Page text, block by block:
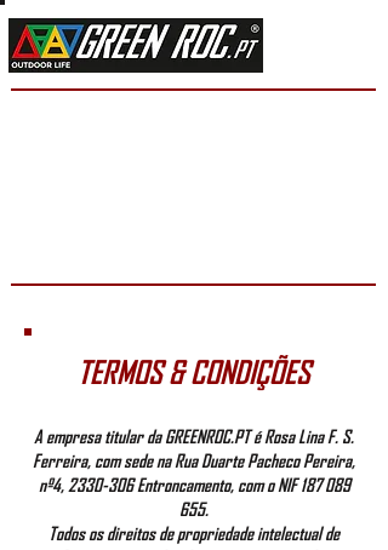
TERMOS & CONDIÇÕES
A empresa titular da GREENROC.PT é Rosa Lina F. S.
Ferreira, com sede na Rua Duarte Pacheco Pereira,
nº4, 2330-306Entroncamento, com o NIF187 089
655.
Todos os direitos de propriedade intelectual de